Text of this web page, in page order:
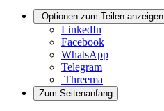
Optionen zum Teilen anzeigen
LinkedIn
Facebook
WhatsApp
Telegram
Threema
Zum Seitenanfang